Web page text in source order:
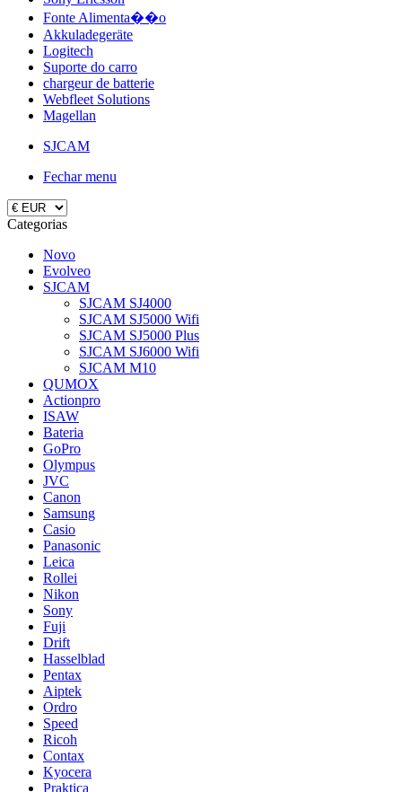
Fonte Alimenta��o
Akkuladegeräte
Logitech
Suporte do carro
chargeur de batterie
Webfleet Solutions
Magellan
SJCAM
Fechar menu
Categorias
Novo
Evolveo
SJCAM
SJCAM SJ4000
SJCAM SJ5000 Wifi
SJCAM SJ5000 Plus
SJCAM SJ6000 Wifi
SJCAM M10
QUMOX
Actionpro
ISAW
Bateria
GoPro
Olympus
JVC
Canon
Samsung
Casio
Panasonic
Leica
Rollei
Nikon
Sony
Fuji
Drift
Hasselblad
Pentax
Aiptek
Ordro
Speed
Ricoh
Contax
Kyocera
Praktica